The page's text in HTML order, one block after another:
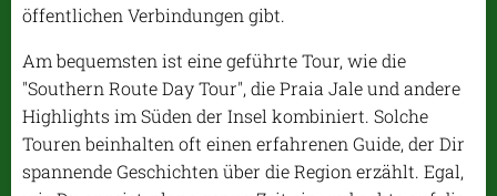
öffentlichen Verbindungen gibt.
Am bequemsten ist eine geführte Tour, wie die
"Southern Route Day Tour", die Praia Jale und andere
Highlights im Süden der Insel kombiniert. Solche
Touren beinhalten oft einen erfahrenen Guide, der Dir
spannende Geschichten über die Region erzählt. Egal,